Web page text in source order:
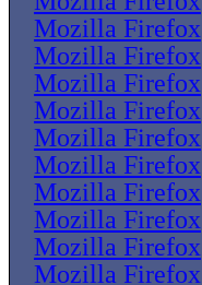
Mozilla Firefox
Mozilla Firefox
Mozilla Firefox
Mozilla Firefox
Mozilla Firefox
Mozilla Firefox
Mozilla Firefox
Mozilla Firefox
Mozilla Firefox
Mozilla Firefox